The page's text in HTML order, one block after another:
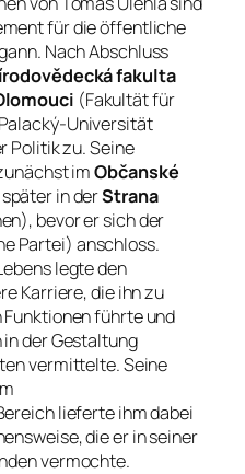
für die öffentliche
Nach Abschluss
fakulta
(Fakultät für
Universität
Politik zu. Seine
imObčanské
in derStrana
bevor er sich der
Partei) anschloss.
legte den
Karriere, die ihn zu
führte und
der Gestaltung
vermittelte. Seine
lieferte ihm dabei
die er in seiner
vermochte.